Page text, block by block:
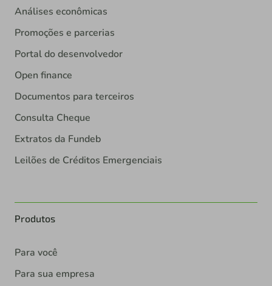
Análises econômicas
Promoções e parcerias
Portal do desenvolvedor
Open finance
Documentos para terceiros
Consulta Cheque
Extratos da Fundeb
Leilões de Créditos Emergenciais
Produtos
Para você
Para sua empresa